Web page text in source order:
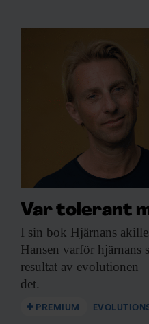
Var tolerant
I sin bok Hjärnans
Hansen varför hjärnans
resultat av evolutionen
det.
PREMIUM